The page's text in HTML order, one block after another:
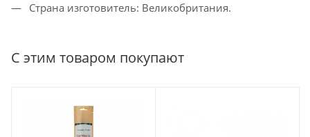
Страна изготовитель: Великобритания.
С этим товаром покупают